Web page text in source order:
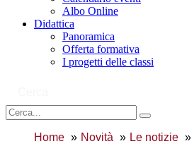
Albo Online
Didattica
Panoramica
Offerta formativa
I progetti delle classi
Home Novità Le notizie